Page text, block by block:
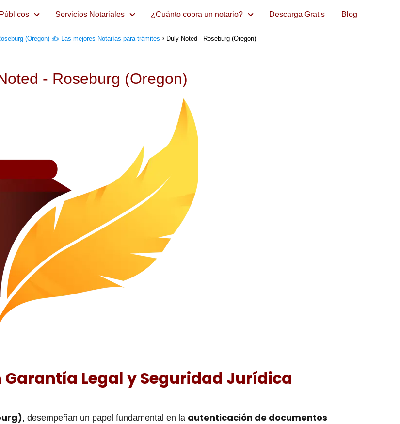
Servicios Notariales ¿Cuánto cobra un notario? Descarga Gratis Blog
(Oregon) ✍️ Las mejores Notarías para trámites Duly Noted - Roseburg (Oregon)
- Roseburg (Oregon)
Legal y Seguridad Jurídica
, desempeñan un papel fundamental en la autenticación de documentos